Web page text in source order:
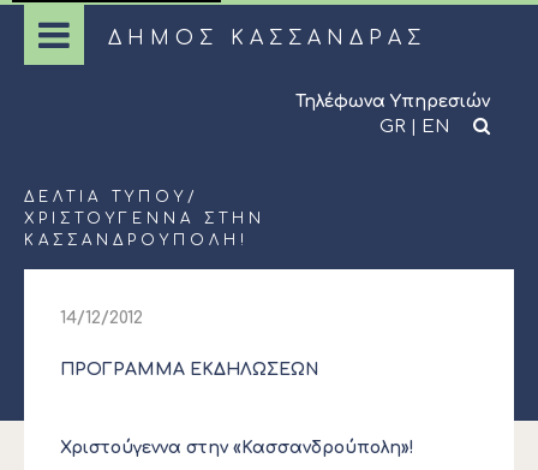
ΔΗΜΟΣ ΚΑΣΣΑΝΔΡΑΣ
Τηλέφωνα Υπηρεσιών
GR | EN
ΔΕΛΤΊΑ ΤΎΠΟΥ /
ΧΡΙΣΤΟΥΓΕΝΝΑ ΣΤΗΝ
ΚΑΣΣΑΝΔΡΟΥΠΟΛΗ!
14/12/2012
ΠΡΟΓΡΑΜΜΑ ΕΚΔΗΛΩΣΕΩΝ
Χριστούγεννα στην «Κασσανδρούπολη»!